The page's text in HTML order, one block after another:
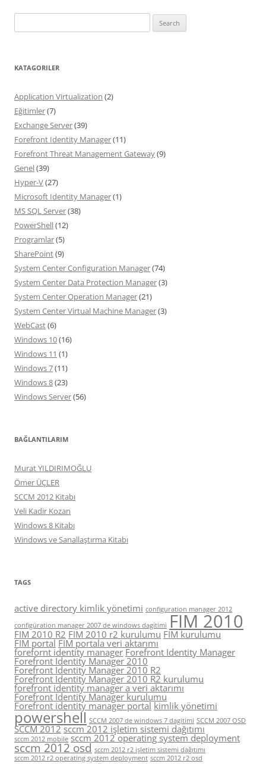
for:
KATAGORILER
Application Virtualization (2)
Eğitimler(7)
Exchange Server(39)
Forefront Identity Manager(11)
Forefront Threat Management Gateway(9)
Genel(39)
Hyper-V(27)
Microsoft Identity Manager(1)
MS SQL Server(38)
PowerShell(12)
Programlar(5)
SharePoint(9)
System Center Configuration Manager(74)
System Center Data Protection Manager(3)
System Center Operation Manager(21)
System Center Virtual Machine Manager(3)
WebCast(6)
Windows 10(16)
Windows 11 (1)
Windows 7(11)
Windows 8(23)
Windows Server(56)
BAĞLANTILARIM
Murat YILDIRIMOĞLU
Ömer ÜÇLER
SCCM 2012 Kitabı
Veli Kadir Kozan
Windows 8 Kitabı
Windows ve Sanallaştırma Kitabı
TAGS
active directory kimlik yönetimi configuration manager 2012
configüration manager 2007 de windows dagitimi FIM 2010
FIM 2010 R2 FIM 2010 r2 kurulumu FIM kurulumu
FIM portal FIM portala veri aktarımı
forefornt identity manager Forefront Identity Manager
Forefront Identity Manager 2010
Forefront Identity Manager 2010 R2
Forefront Identity Manager 2010 R2 kurulumu
forefront identity manager a veri aktarımı
Forefront Identity Manager kurulumu
Forefront identity manager portal kimlik yönetimi
powershell SCCM 2007 de windows 7 dagitimi SCCM 2007 OSD
SCCM 2012 sccm 2012 işletim sistemi dağıtımı
sccm 2012 mobile sccm 2012 operating system deployment
sccm 2012 osd sccm 2012 r2 işletim sistemi dağıtımı
sccm 2012 r2 operating system deployment sccm 2012 r2 osd